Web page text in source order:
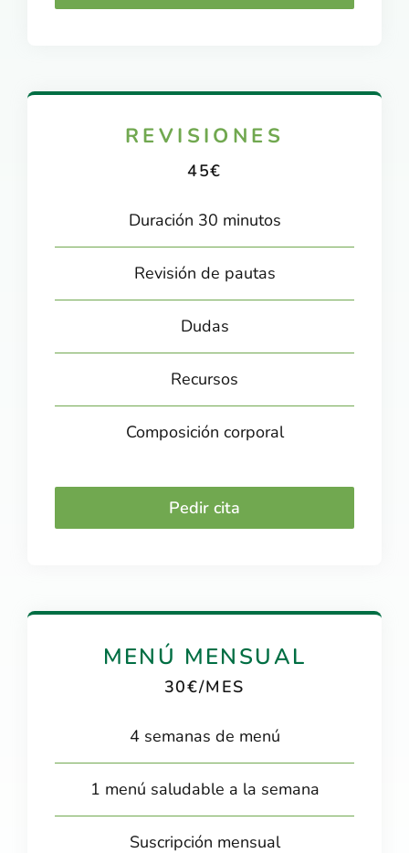
REVISIONES
45€
Duración 30 minutos
Revisión de pautas
Dudas
Recursos
Composición corporal
Pedir cita
MENÚ MENSUAL
30€/MES
4 semanas de menú
1 menú saludable a la semana
Suscripción mensual